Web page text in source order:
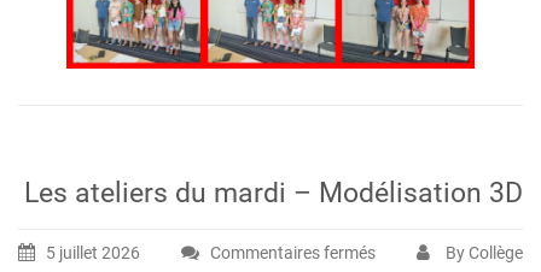
Les ateliers du mardi – Modélisation 3D
5 juillet 2026 Commentaires ferméssur
By Collège